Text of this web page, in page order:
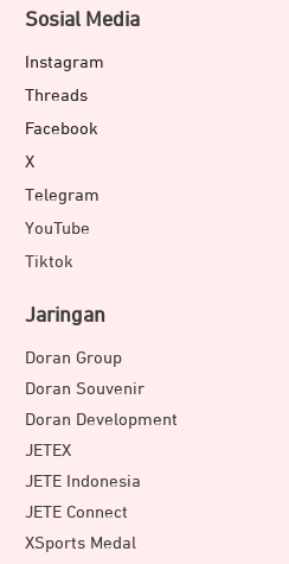
Sosial Media
Instagram
Threads
Facebook
X
Telegram
YouTube
Tiktok
Jaringan
Doran Group
Doran Souvenir
Doran Development
JETEX
JETE Indonesia
JETE Connect
XSports Medal